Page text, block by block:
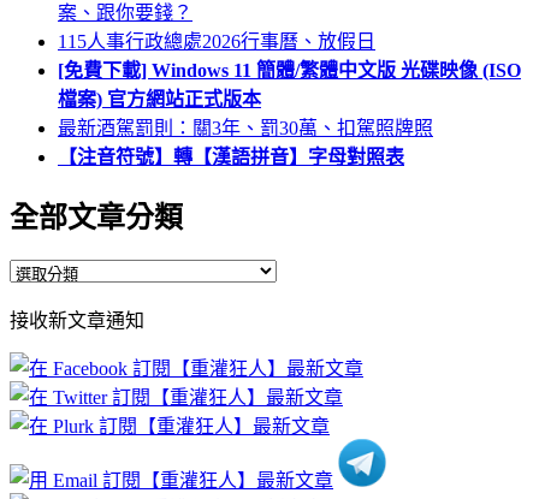
案、跟你要錢？
115人事行政總處2026行事曆、放假日
[免費下載] Windows 11 簡體/繁體中文版 光碟映像 (ISO
檔案) 官方網站正式版本
最新酒駕罰則：關3年、罰30萬、扣駕照牌照
【注音符號】轉【漢語拼音】字母對照表
全部文章分類
全
文
章
分
類
接收新文章通知